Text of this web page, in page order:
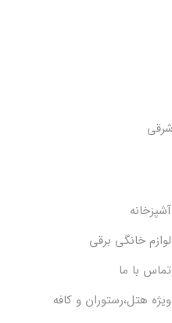
آشپزخانه
لوازم خانگی برقی
تماس با ما
ویژه هتل،رستوران و کافه